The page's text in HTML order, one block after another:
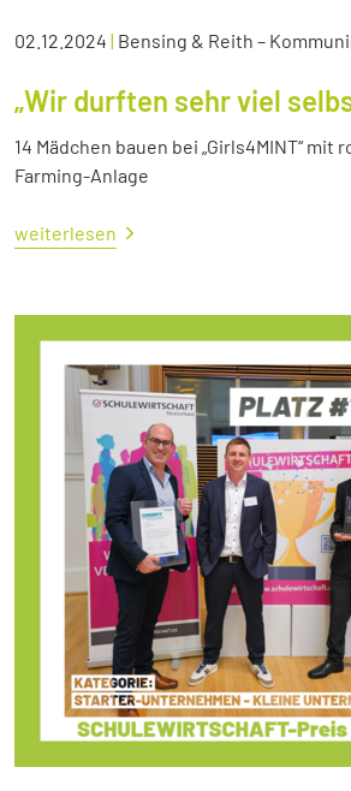
02.12.2024 | Bensing & Reith –
„Wir durften sehr viel
14 Mädchen bauen bei „Girls4MINT“ mit
Farming-Anlage
weiterlesen